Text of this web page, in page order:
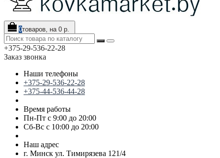
0товаров, на 0 р.
+375-29-536-22-28
Заказ звонка
Наши телефоны
+375-29-536-22-28
+375-44-536-44-28
Время работы
Пн-Пт с 9:00 до 20:00
Сб-Вс с 10:00 до 20:00
Наш адрес
г. Минск ул. Тимирязева 121/4